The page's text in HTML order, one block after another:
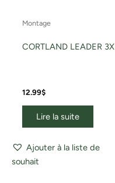
Montage
CORTLAND LEADER 3X
12.99$
Lire la suite
Ajouter à la liste de
souhait